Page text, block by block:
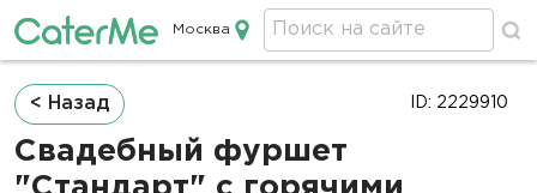
Кейтеринг в Москве
Москва
Строка
навигации
< Назад
Свадебный фуршет
ID: 2229910